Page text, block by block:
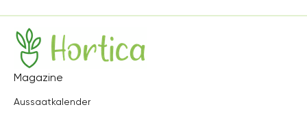
Hortica
Magazine
Aussaatkalender